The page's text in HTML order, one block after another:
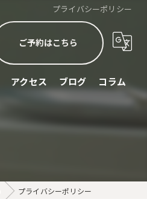
プライバシーポリシー
ご予約はこちら
アクセス ブログ コラム
プライバシーポリシー